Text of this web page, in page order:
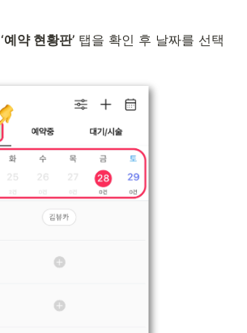
‘예약 현황판’ 탭을 확인 후 날짜를 선택